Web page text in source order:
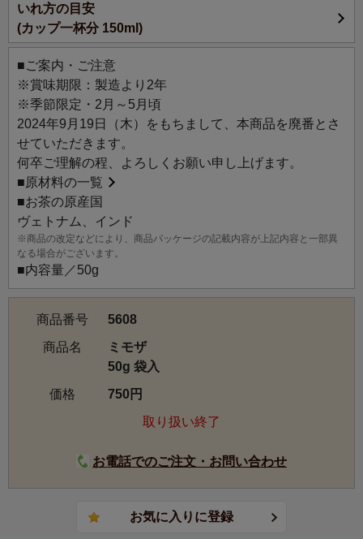
うに、ホワイトデーや母の日など、様々な感謝の場での贈
り物にオススメです。
※3月8日は国際女性デーです。イタリアでは「Festa della
donna（＝女性の日）」として、家庭や職場といった様々
な場で働く女性に、男性が感謝の念を込めてミモザを贈る
習慣があります。
いれ方の目安
(カップ一杯分 150ml)
■ご案内・ご注意
※賞味期限：製造より2年
※季節限定・2月～5月頃
2024年9月19日（木）をもちまして、本商品を廃番とさ
せていただきます。
何卒ご理解の程、よろしくお願い申し上げます。
■原材料の一覧
■お茶の原産国
ヴェトナム、インド
※商品の改定などにより、商品パッケージの記載内容が上記内容と一部異
なる場合がございます。
■内容量／50g
商品番号
5608
商品名
ミモザ
50g 袋入
価格
750円
取り扱い終了
お電話でのご注文・お問い合わせ